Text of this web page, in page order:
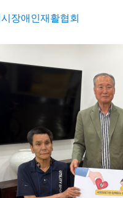
장애인재활협회